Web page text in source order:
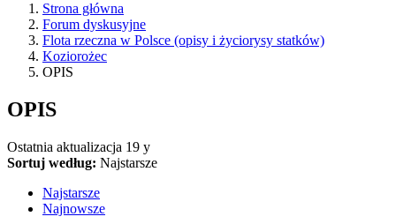
Strona główna
Forum dyskusyjne
Flota rzeczna w Polsce (opisy i życiorysy statków)
Koziorożec
OPIS
OPIS
Ostatnia aktualizacja 19 y
Sortuj według: Najstarsze
Najstarsze
Najnowsze